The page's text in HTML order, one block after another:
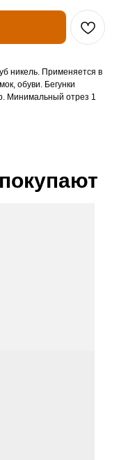
никель. Применяется в
обуви. Бегунки
Минимальный отрез 1